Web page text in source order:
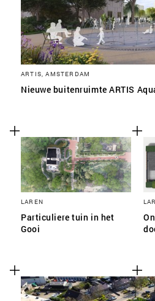
ARTIS, AMSTERDAM
Nieuwe buitenruimte ARTIS
LAREN
Particuliere tuin in het
Gooi
SLA